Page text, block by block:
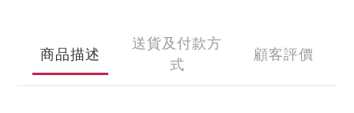
商品描述
送貨及付款方
式
顧客評價